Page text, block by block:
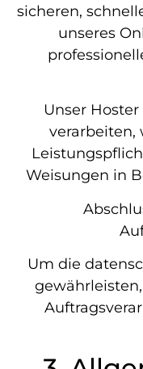
sicheren,
unseres
Unser
verarbeiten,
Weisungen in
Um die